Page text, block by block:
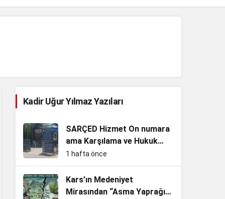
Kadir Uğur Yılmaz Yazıları
SARÇED Hizmet On numara
ama Karşılama ve Hukuk
Sıfır!
1 hafta önce
Kars’ın Medeniyet
Mirasından “Asma Yaprağı”